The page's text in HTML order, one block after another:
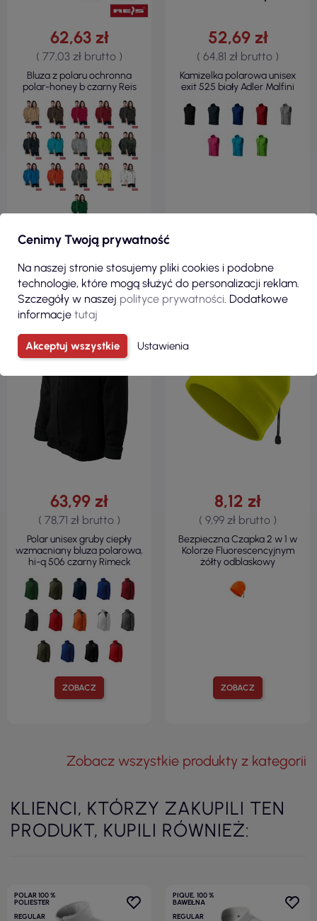
ZOBACZ
62,63 zł
( 77,03 zł brutto )
Bluza z polaru ochronna
polar-honey b czarny Reis
52,69 zł
( 64,81 zł brutto )
Kamizelka polarowa unisex
exit 525 biały Adler Malfini
POLAR 100 %
POLIESTER
360 G/M²
ZOBACZ
63,99 zł
( 78,71 zł brutto )
Polar unisex gruby ciepły
wzmacniany bluza polarowa,
hi-q 506 czarny Rimeck
POLAR 100 %
ZOBACZ
8,12 zł
( 9,99 zł brutto )
Bezpieczna Czapka 2 w 1 w
Kolorze Fluorescencyjnym
żółty odblaskowy
Zobacz wszystkie produkty z kategorii
KLIENCI, KTÓRZY ZAKUPILI TEN
PRODUKT, KUPILI RÓWNIEŻ:
POLAR 100 %
POLIESTER
REGULAR
PIQUE, 100 %
BAWEŁNA
REGULAR
Cenimy Twoją prywatność
Na naszej stronie stosujemy pliki cookies i podobne
technologie, które mogą służyć do personalizacji reklam.
Szczegóły w naszej polityce prywatności. Dodatkowe
informacje tutaj
Akceptuj wszystkie Ustawienia